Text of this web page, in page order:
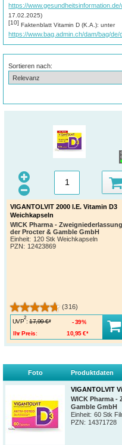
https://
17.02.2025)
[10] Faktenblatt Vitamin D (K.A.):unter
https://www.bag.admin.ch/dam/bag/de/
Sortieren nach:
VIGANTOLVIT 2000 I.E. Vitamin D3
Weichkapseln
WICK Pharma - Zweigniederlassung
der Procter & Gamble GmbH
Einheit: 120 Stk Weichkapseln
PZN: 12423869
(316)
UVP
2
: 17,99 €*
Ihr Preis:
10,95 €*
39%
Foto Produktdaten
VIGANTOLVIT
WICK Pharma -
Gamble GmbH
Einheit: 60 Stk
PZN: 14371728